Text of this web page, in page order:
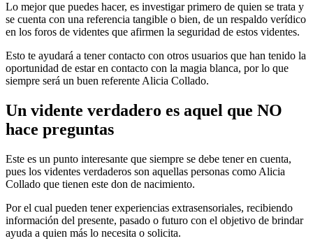
Lo mejor que puedes hacer, es investigar primero de quien se trata y
se cuenta con una referencia tangible o bien, de un respaldo verídico
en los foros de videntes que afirmen la seguridad de estos videntes.
Esto te ayudará a tener contacto con otros usuarios que han tenido la
oportunidad de estar en contacto con la magia blanca, por lo que
siempre será un buen referente Alicia Collado.
Un vidente verdadero es aquel que NO
hace preguntas
Este es un punto interesante que siempre se debe tener en cuenta,
pues los videntes verdaderos son aquellas personas como Alicia
Collado que tienen este don de nacimiento.
Por el cual pueden tener experiencias extrasensoriales, recibiendo
información del presente, pasado o futuro con el objetivo de brindar
ayuda a quien más lo necesita o solicita.